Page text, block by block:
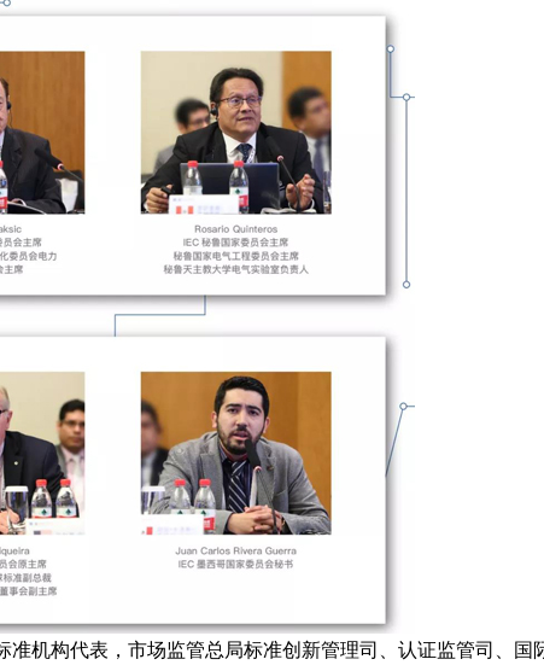
构代表，市场监管总局标准创新管理司、认证监管司、国